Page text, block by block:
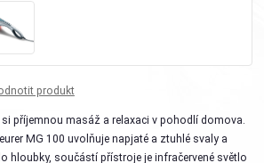
produkt
příjemnou masáž a relaxaci v pohodlí domova.
MG 100 uvolňuje napjaté a ztuhlé svaly a
hloubky, součástí přístroje je infračervené světlo